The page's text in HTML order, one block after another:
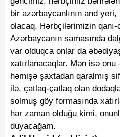
bir azərbaycanlının and
olacaq. Hərbçilərimizin qanı-
Azərbaycanın səmasında
var olduqca onlar da
xatırlanacaqlar. Mən isə
həmişə şaxtadan qaralmış
ilə, çatlaq-çatlaq olan
solmuş göy formasında
hər zaman olduğu kimi,
duyacağam.